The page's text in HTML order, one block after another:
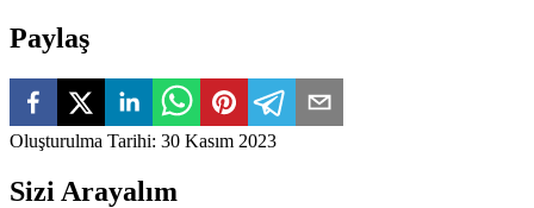
Paylaş
Oluşturulma Tarihi: 30 Kasım 2023
Sizi Arayalım